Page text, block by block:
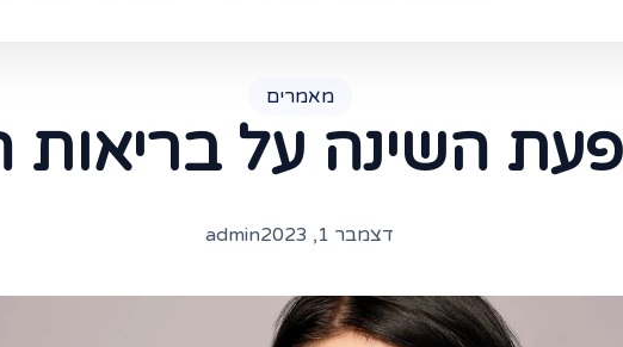
מאמרים
השינה על בריאות
דצמבר 1, 2023 admin